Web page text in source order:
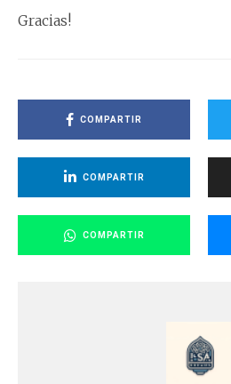
Gracias!
COMPARTIR
COMPARTIR
COMPARTIR